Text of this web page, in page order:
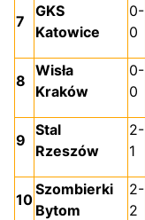
7
GKS
Katowice
0-
0
8
Wisła
Kraków
0-
0
9
Stal
Rzeszów
2-
1
10
Szombierki
Bytom
2-
2